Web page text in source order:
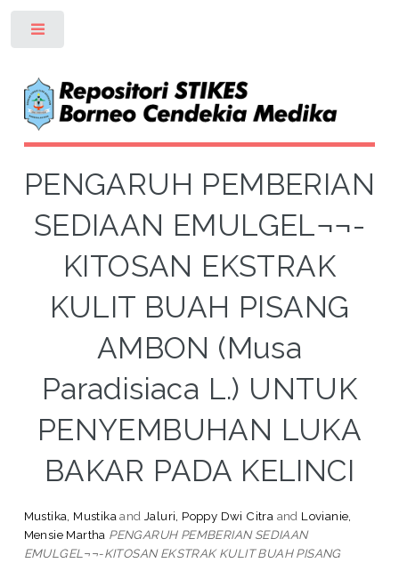
PENGARUH PEMBERIAN
SEDIAAN EMULGEL¬¬-
KITOSAN EKSTRAK
KULIT BUAH PISANG
AMBON (Musa
Paradisiaca L.) UNTUK
PENYEMBUHAN LUKA
BAKAR PADA KELINCI
Mustika, Mustika andJaluri, Poppy Dwi Citra and Lovianie,
Mensie Martha PENGARUH PEMBERIAN SEDIAAN
EMULGEL¬¬-KITOSAN EKSTRAK KULIT BUAH PISANG